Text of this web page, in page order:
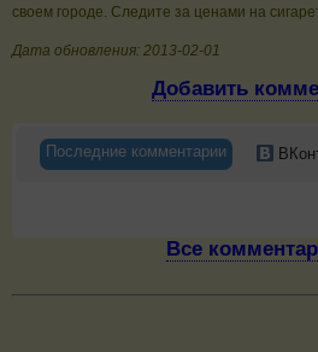
своем городе. Следите за ценами на
Дата обновления: 2013-02-01
Добавить
Последние комментарии
Все